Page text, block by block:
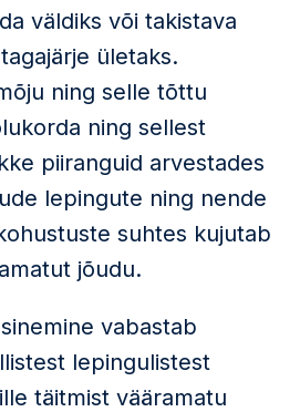
väldiks või takistava
ületaks.
ning selle tõttu
ning sellest
piiranguid arvestades
lepingute ning nende
suhtes kujutab
jõudu.
vabastab
lepingulistest
täitmist vääramatu